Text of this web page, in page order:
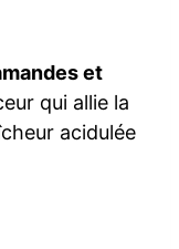
et
qui allie la
acidulée